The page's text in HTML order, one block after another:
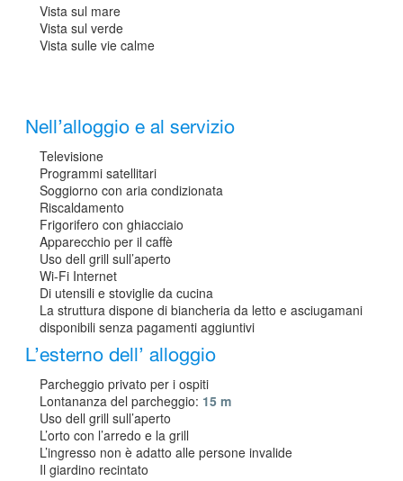
Vista sul mare
Vista sul verde
Vista sulle vie calme
Nell’alloggio e al servizio
Televisione
Programmi satellitari
Soggiorno con aria condizionata
Riscaldamento
Frigorifero con ghiacciaio
Apparecchio per il caffè
Uso dell grill sull’aperto
Wi-Fi Internet
Di utensili e stoviglie da cucina
La struttura dispone di biancheria da letto e asciugamani
disponibili senza pagamenti aggiuntivi
L’esterno dell’ alloggio
Parcheggio privato per i ospiti
Lontananza del parcheggio: 15 m
Uso dell grill sull’aperto
L’orto con l’arredo e la grill
L’ingresso non è adatto alle persone invalide
Il giardino recintato